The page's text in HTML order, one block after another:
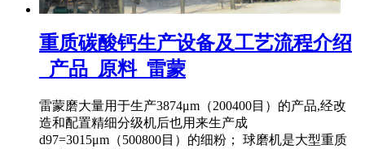
重质碳酸钙生产设备及工艺流程介绍
_产品_原料_雷蒙
雷蒙磨大量用于生产3874μm（200400目）的产品,经改
造和配置精细分级机后也用来生产成
d97=3015μm（500800目）的细粉； 球磨机是大型重质